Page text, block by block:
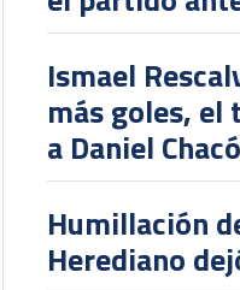
Ismael
más goles, el
a Daniel
Humillación
Herediano